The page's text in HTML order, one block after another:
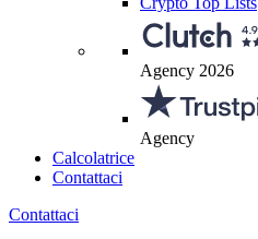
Agency 2026
Agency
Calcolatrice
Contattaci
Contattaci